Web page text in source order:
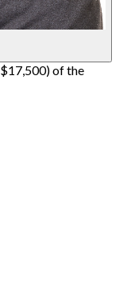
$17,500) of the